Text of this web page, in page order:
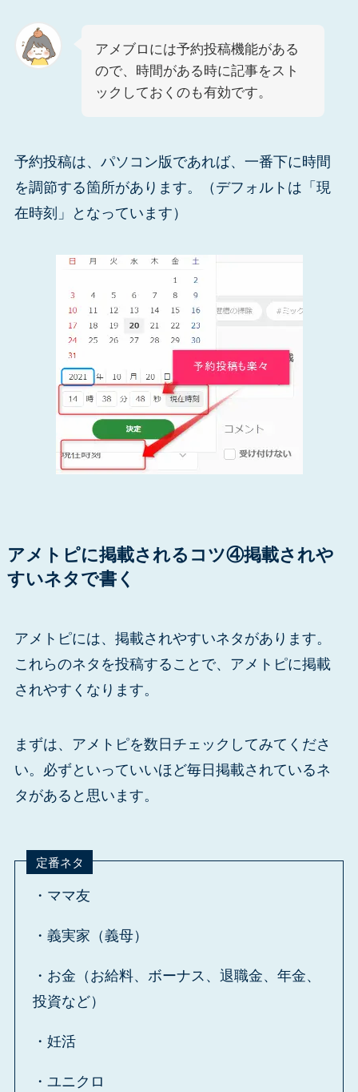
アメブロには予約投稿機能がある
ので、時間がある時に記事をスト
ックしておくのも有効です。
予約投稿は、パソコン版であれば、一番下に時間
を調節する箇所があります。（デフォルトは「現
在時刻」となっています）
アメトピに掲載されるコツ④掲載されや
すいネタで書く
アメトピには、掲載されやすいネタがあります。
これらのネタを投稿することで、アメトピに掲載
されやすくなります。
まずは、アメトピを数日チェックしてみてくださ
い。必ずといっていいほど毎日掲載されているネ
タがあると思います。
定番ネタ
・ママ友
・義実家（義母）
・お金（お給料、ボーナス、退職金、年金、
投資など）
・妊活
・ユニクロ